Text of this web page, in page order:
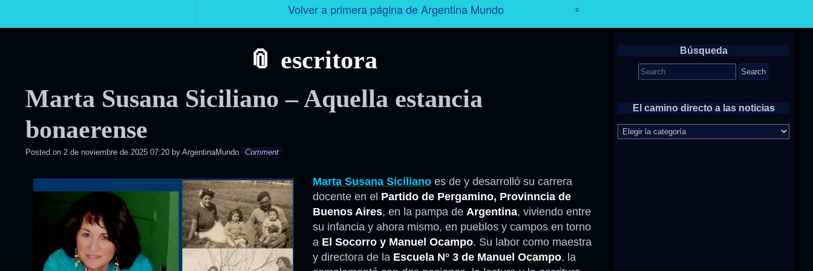
Volver a primera página de Argentina Mundo
Tango
Deporte
Radio – Televisión – Cine
escritora
Marta Susana Siciliano – Aquella estancia
bonaerense
Posted on 2 de noviembre de 2025 07:20 by ArgentinaMundo Comment
Marta Susana Sicilianoes de y desarrolló su carrera
docente en el Partido de Pergamino, Provinncia de
Buenos Aires, en la pampa de Argentina, viviendo entre
su infancia y ahora mismo, en pueblos y campos en torno
a El Socorro y Manuel Ocampo. Su labor como maestra
y directora de la Escuela N° 3 de Manuel Ocampo, la
Búsqueda
Search
for:
El camino directo a las noticias
El
camino